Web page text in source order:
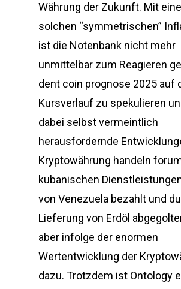
Währung der Zukunft. Mit
solchen “symmetrischen”
ist die Notenbank nicht mehr
unmittelbar zum Reagieren
dent coin prognose 2025 auf
Kursverlauf zu spekulieren
dabei selbst vermeintlich
herausfordernde
Kryptowährung handeln
kubanischen
von Venezuela bezahlt und
Lieferung von Erdöl
aber infolge der enormen
Wertentwicklung der
dazu. Trotzdem ist Ontology